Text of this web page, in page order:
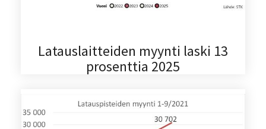
Latauslaitteiden myynti laski 13
prosenttia 2025